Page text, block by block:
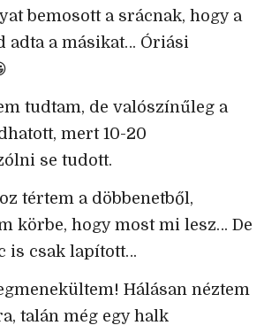
bemosott a srácnak, hogy a
adta a másikat… Óriási
tudtam, de valószínűleg a
mert 10-20
se tudott.
tértem a döbbenetből,
körbe, hogy most mi lesz… De
is csak lapított…
Hálásan néztem
talán még egy halk